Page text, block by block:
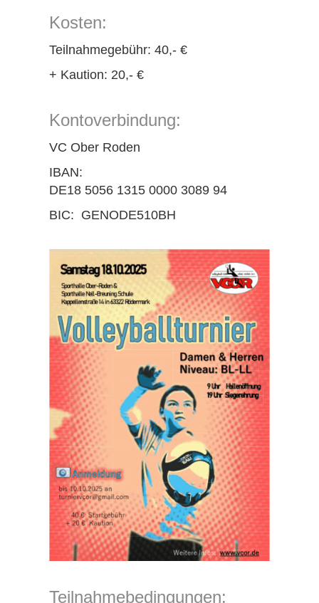
Kosten:
Teilnahmegebühr: 40,- €
+ Kaution: 20,- €
Kontoverbindung:
VC Ober Roden
IBAN:
DE18 5056 1315 0000 3089 94
BIC: GENODE510BH
Teilnahmebedingungen: